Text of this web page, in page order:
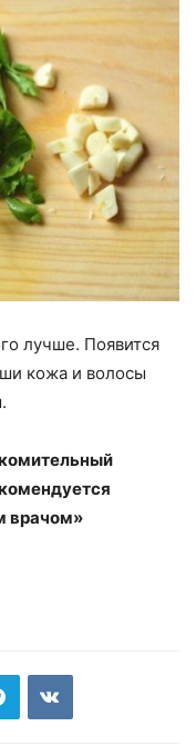
лучше. Появится
кожа и волосы
врачом»